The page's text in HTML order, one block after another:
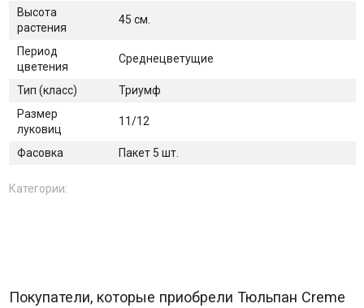
Высота
растения
45 см.
Период
цветения
Среднецветущие
Тип (класс)
Триумф
Размер
луковиц
11/12
Фасовка Пакет 5 шт.
Категории:
Покупатели, которые приобрели Тюльпан Creme